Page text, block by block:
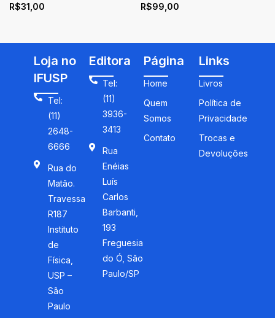
novos estudos sobre a
R$31,00 R$99,00
Loja no
IFUSP
Tel:
(11)
2648-
6666
Rua do
Matão.
Travessa
R187
Instituto
de
Física,
USP –
São
Paulo
Editora
Tel:
(11)
3936-
3413
Rua
Enéias
Luís
Carlos
Barbanti,
193
Freguesia
do Ó, São
Paulo/SP
Página
Home
Quem
Somos
Contato
Links
Livros
Política de
Privacidade
Trocas e
Devoluções